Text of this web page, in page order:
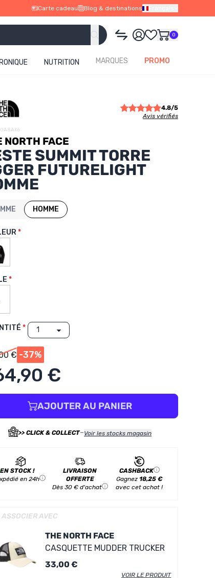
Carte cadeau Blog & destinations
0
NUTRITION MARQUES PROMO
4.8/5
Avis vérifiés
NORTH FACE
SUMMIT TORRE
FUTURELIGHT
HOMME
€ -37%
€
AJOUTER AU PANIER
>> CLICK & COLLECT-Voir les stocks magasin
EN STOCK !
en 24h
LIVRAISON
OFFERTE
Dès 30 € d'achat
CASHBACK
Gagnez 18,25 €
avec cet achat !
AVEC
THE NORTH FACE
CASQUETTE MUDDER TRUCKER
33,00 €
VOIR LE PRODUIT